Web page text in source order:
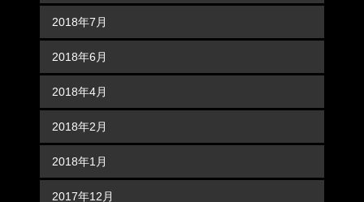
2018年7月
2018年6月
2018年4月
2018年2月
2018年1月
2017年12月